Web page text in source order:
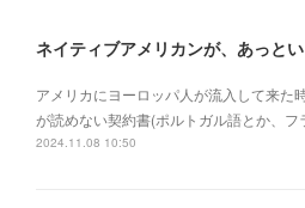
アメリカにヨーロッパ人が流入して来た
が読めない契約書(ポルトガル語とか、フ
2024.11.08 10:50